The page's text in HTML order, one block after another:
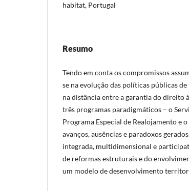
habitat, Portugal
Resumo
Tendo em conta os compromissos
se na evolução das políticas públicas
na distância entre a garantia do direito
três programas paradigmáticos – o
Programa Especial de Realojamento e
avanços, ausências e paradoxos
integrada, multidimensional e
de reformas estruturais e do
um modelo de desenvolvimento